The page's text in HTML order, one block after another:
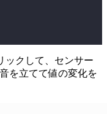
ックして、センサー
を立てて値の変化を